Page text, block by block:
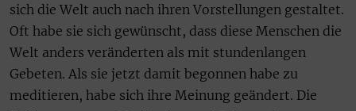
sich die Welt auch nach ihren Vorstellungen gestaltet.
Oft habe sie sich gewünscht, dass diese Menschen die
Welt anders veränderten als mit stundenlangen
Gebeten. Als sie jetzt damit begonnen habe zu
meditieren, habe sich ihre Meinung geändert. Die